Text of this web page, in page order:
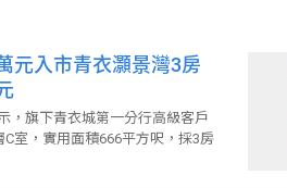
元入市青衣灝景灣3房
，旗下青衣城第一分行高級客戶
室，實用面積666平方呎，採3房